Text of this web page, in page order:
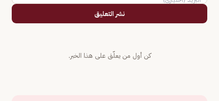
نشر التعليق
كن أول من يعلّق على هذا الخبر.